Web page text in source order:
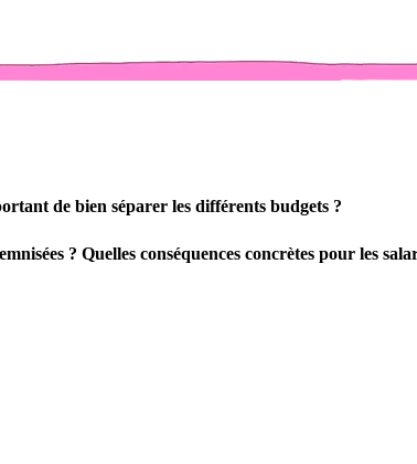
de bien séparer les différents budgets ?
? Quelles conséquences concrètes pour les